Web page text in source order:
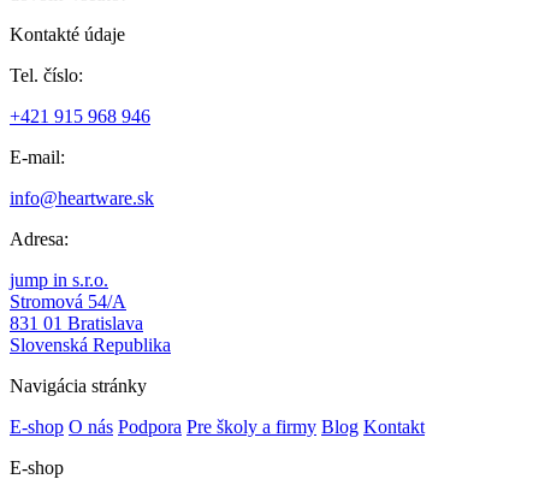
Kontakté údaje
Tel. číslo:
+421 915 968 946
E-mail:
info@heartware.sk
Adresa:
jump in s.r.o.
Stromová 54/A
831 01 Bratislava
Slovenská Republika
Navigácia stránky
E-shop O nás Podpora Pre školy a firmy Blog Kontakt
E-shop